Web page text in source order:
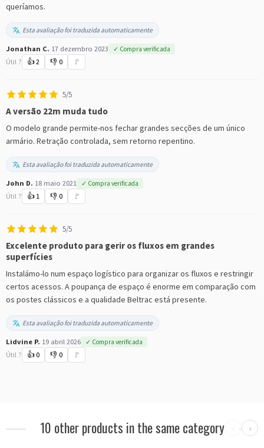
queríamos.
Esta avaliação foi traduzida automaticamente
Jonathan C.·17 dezembro 2023 ✓ Compra verificada
Útil ? 👍2 👎 0 🚩
5/5
A versão 22m muda tudo
O modelo grande permite-nos fechar grandes secções de um único
armário. Retração controlada, sem retorno repentino.
Esta avaliação foi traduzida automaticamente
John D.·18 maio 2021 ✓ Compra verificada
Útil ? 👍 1 👎 0 🚩
5/5
Excelente produto para gerir os fluxos em grandes
superfícies
Instalámo-lo num espaço logístico para organizar os fluxos e restringir
certos acessos. A poupança de espaço é enorme em comparação com
os postes clássicos e a qualidade Beltrac está presente.
Esta avaliação foi traduzida automaticamente
Lidvine P.·19 abril 2026 ✓ Compra verificada
Útil ? 👍 0 👎 0 🚩
10 other products in the same category ‹ ›